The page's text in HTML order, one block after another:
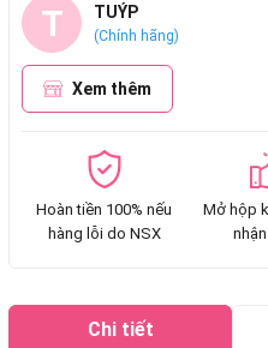
T TUÝP
(Chính hãng)
Xem thêm
Hoàn tiền 100% nếu
hàng lỗi do NSX
Mở hộp
Chi tiết